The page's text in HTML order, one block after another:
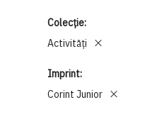
Colecție
Activități
Imprint
Corint Junior